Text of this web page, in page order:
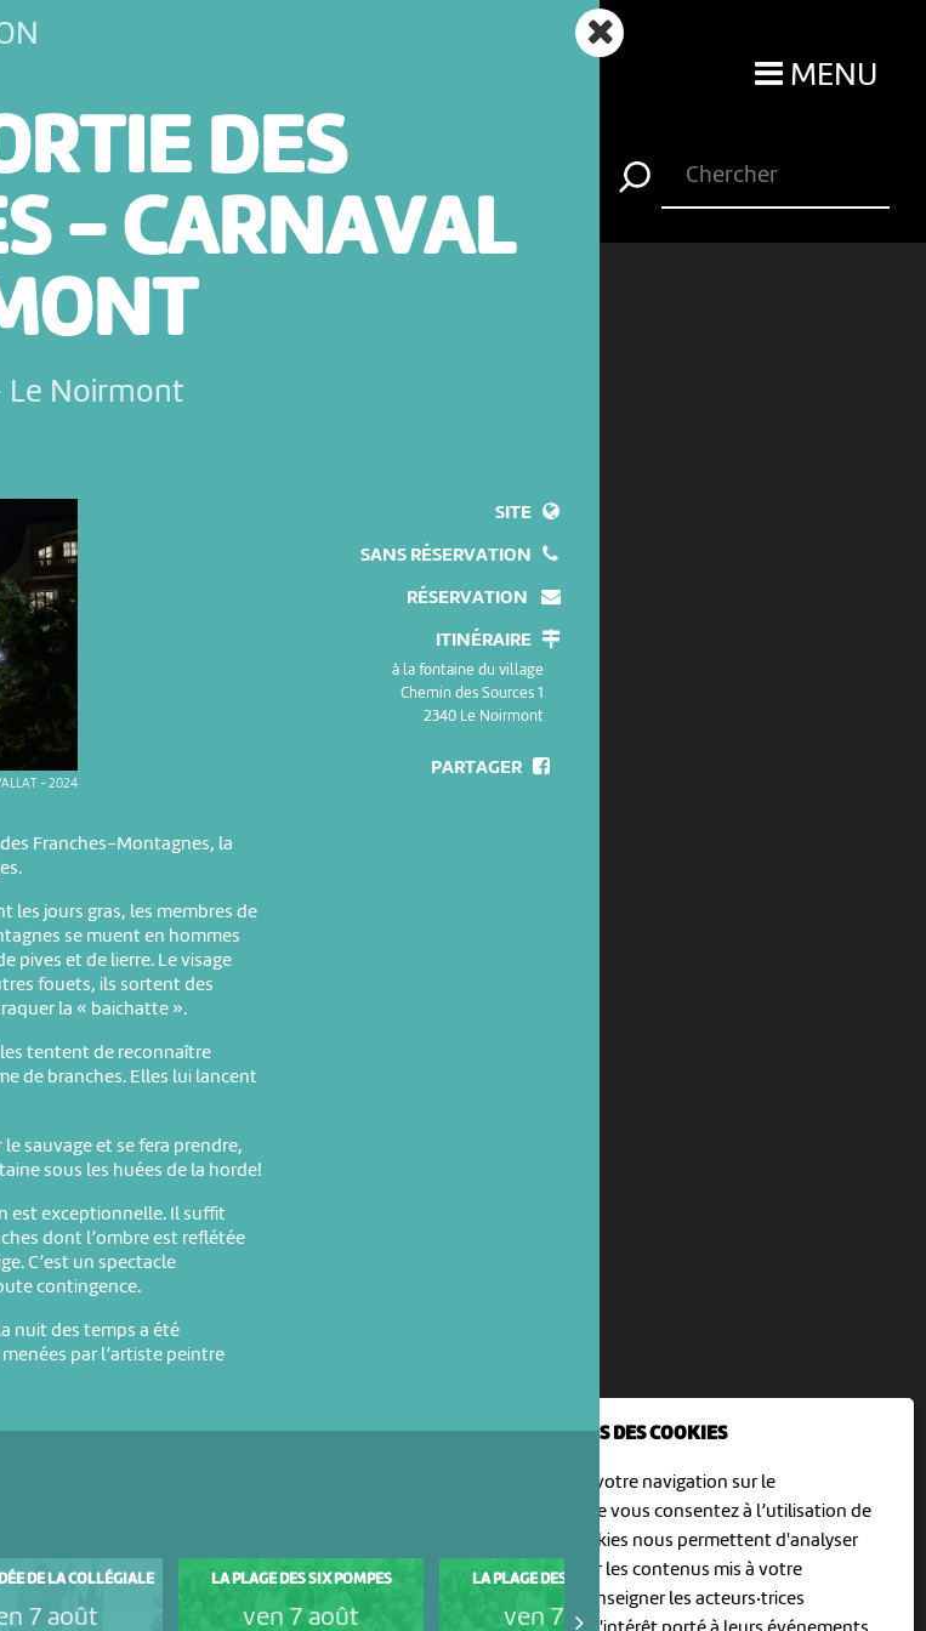
NOUS UTILISONS DES COOKIES
En poursuivant votre navigation sur le
culturoscoPe site vous consentez à l’utilisation de
cookies. Les cookies nous permettent d'analyser
le trafic, d’affiner les contenus mis à votre
disposition et renseigner les acteurs·trices
MENU
- 2024
DES
- CARNAVAL
Le Noirmont
Franches-Montagnes, la
les jours gras, les membres de
se muent en hommes
pives et de lierre. Le visage
fouets, ils sortent des
la « baichatte ».
tentent de reconnaître
de branches. Elles lui lancent
sauvage et se fera prendre,
sous les huées de la horde!
est exceptionnelle. Il suffit
dont l’ombre est reflétée
C’est un spectacle
contingence.
nuit des temps a été
par l’artiste peintre
SITE
SANS RÉSERVATION
RÉSERVATION
ITINÉRAIRE
à la fontaine du village
Chemin des Sources 1
2340 Le Noirmont
PARTAGER
DE LA COLLÉGIALE
7 août
LA PLAGE DES SIX POMPES
ven 7 août
LA PLAGE DES SIX POMPES
ven 7 août
31ÈME FESTIVAL HORS TRIBU
ven 7 août